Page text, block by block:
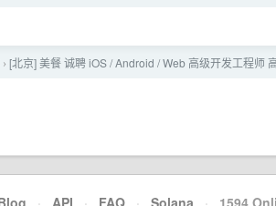
› [北京] 美餐 诚聘 iOS / Android / Web 高级开发工程师
· API · FAQ · Solana · 1594